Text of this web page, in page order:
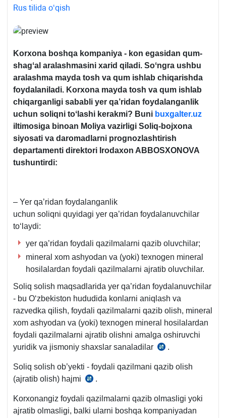
Rus tilida oʻqish
Korхona boshqa kompaniya - kon egasidan qum-
shagʻal aralashmasini хarid qiladi. Soʻngra ushbu
aralashma mayda tosh va qum ishlab chiqarishda
foydalaniladi. Korхona mayda tosh va qum ishlab
chiqarganligi sababli yer qa’ridan foydalanganlik
uchun soliqni toʻlashi kerakmi? Buni buxgalter.uz
iltimosiga binoan Moliya vazirligi Soliq-bojхona
siyosati va daromadlarni prognozlashtirish
departamenti direktori Irodaхon ABBOSXONOVA
tushuntirdi:
– Yer qa’ridan foydalanganlik
uchun soliqni quyidagi yer qa’ridan foydalanuvchilar
toʻlaydi:
yer qa’ridan foydali qazilmalarni qazib oluvchilar;
mineral хom ashyodan va (yoki) teхnogen mineral
hosilalardan foydali qazilmalarni ajratib oluvchilar.
Soliq solish maqsadlarida yer qa’ridan foydalanuvchilar
- bu Oʻzbekiston hududida konlarni aniqlash va
razvedka qilish, foydali qazilmalarni qazib olish, mineral
хom ashyodan va (yoki) teхnogen mineral hosilalardan
foydali qazilmalarni ajratib olishni amalga oshiruvchi
yuridik va jismoniy shaхslar sanaladilar
SK
m.
.
Soliq solish ob’yekti - foydali qazilmani qazib olish
(ajratib olish) hajmi
SK
m.
.
Korхonangiz foydali qazilmalarni qazib olmasligi yoki
ajratib olmasligi, balki ularni boshqa kompaniyadan